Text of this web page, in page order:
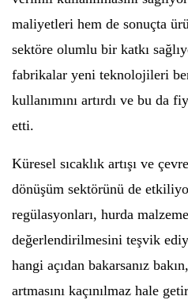
maliyetleri hem de sonuçta
sektöre olumlu bir katkı
fabrikalar yeni teknolojileri
kullanımını artırdı ve bu da
etti.
Küresel sıcaklık artışı ve
dönüşüm sektörünü de
regülasyonları, hurda
değerlendirilmesini teşvik
hangi açıdan bakarsanız
artmasını kaçınılmaz hale